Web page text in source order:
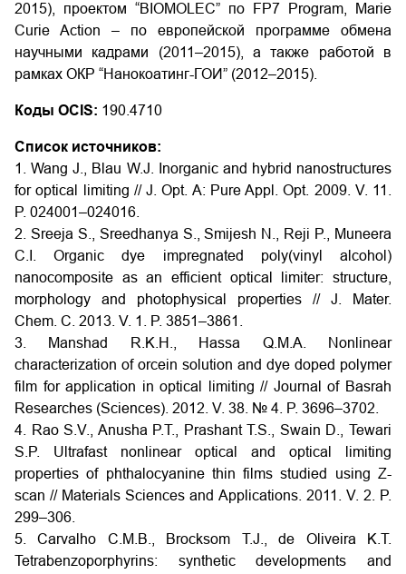
2015), проектом “BIOMOLEC” по FP7 Program, Marie
Curie Action – по европейской программе обмена
научными кадрами (2011–2015), а также работой в
рамках ОКР “Нанокоатинг-ГОИ” (2012–2015).
Коды OCIS: 190.4710
Список источников:
1. Wang J., Blau W.J. Inorganic and hybrid nanostructures
for optical limiting // J. Opt. A: Pure Appl. Opt. 2009. V. 11.
P. 024001–024016.
2. Sreeja S., Sreedhanya S., Smijesh N., Reji P., Muneera
C.I. Organic dye impregnated poly(vinyl alcohol)
nanocomposite as an efficient optical limiter: structure,
morphology and photophysical properties // J. Mater.
Chem. C. 2013. V. 1. P. 3851–3861.
3. Manshad R.K.H., Hassa Q.M.A. Nonlinear
characterization of orcein solution and dye doped polymer
film for application in optical limiting // Journal of Basrah
Researches (Sciences). 2012. V. 38. № 4. P. 3696–3702.
4. Rao S.V., Anusha P.T., Prashant T.S., Swain D., Tewari
S.P. Ultrafast nonlinear optical and optical limiting
properties of phthalocyanine thin films studied using Z-
scan // Materials Sciences and Applications. 2011. V. 2. P.
299–306.
5. Carvalho C.M.B., Brocksom T.J., de Oliveira K.T.
Tetrabenzoporphyrins: synthetic developments and